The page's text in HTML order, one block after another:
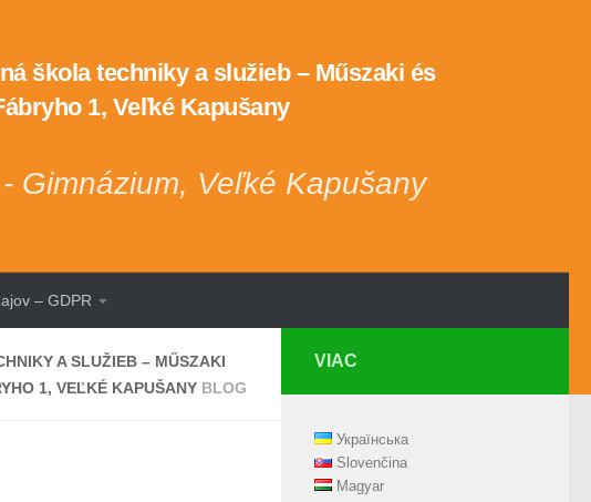
škola techniky a služieb – Műszaki és
1, Veľké Kapušany
Gimnázium, Veľké Kapušany
– GDPR
A SLUŽIEB – MŰSZAKI
1, VEĽKÉ KAPUŠANY BLOG
VIAC
Українська
Slovenčina
Magyar